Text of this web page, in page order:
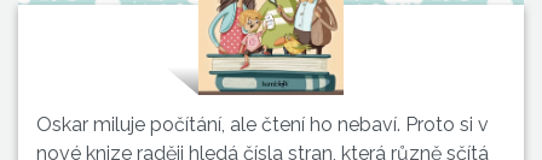
Oskar miluje počítání, ale čtení ho nebaví. Proto si v
nové knize raději hledá čísla stran, která různě sčítá